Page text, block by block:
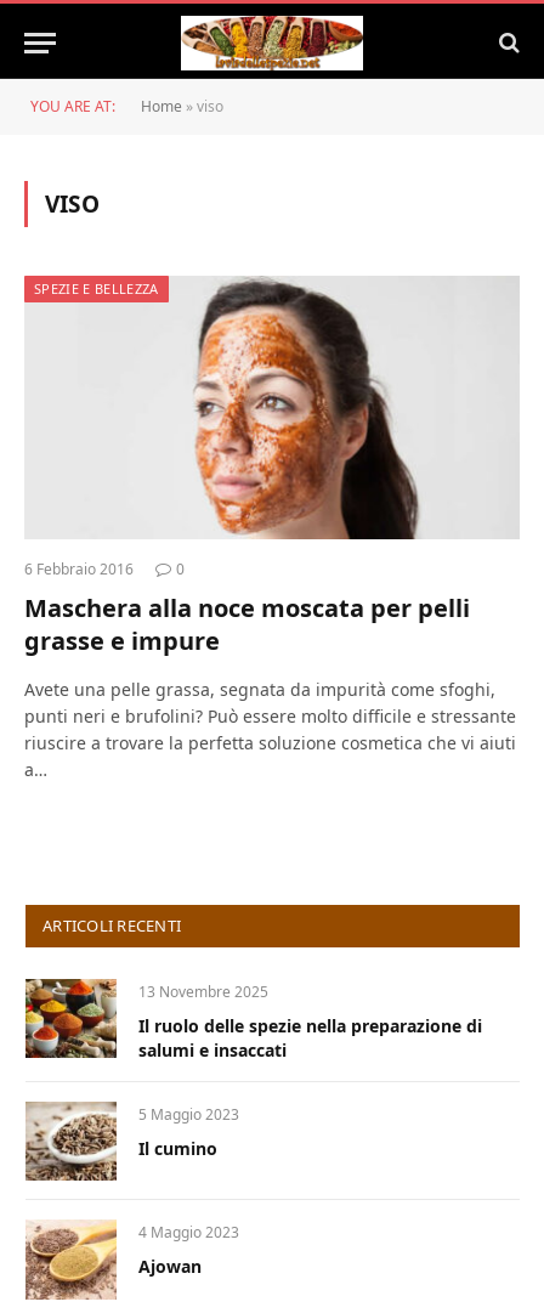
YOU ARE AT: Home »viso
VISO
SPEZIE E BELLEZZA
6 Febbraio 2016 0
Maschera alla noce moscata per pelli
grasse e impure
Avete una pelle grassa, segnata da impurità come sfoghi,
punti neri e brufolini? Può essere molto difficile e stressante
riuscire a trovare la perfetta soluzione cosmetica che vi aiuti
a…
ARTICOLI RECENTI
13 Novembre 2025
Il ruolo delle spezie nella preparazione di
salumi e insaccati
5 Maggio 2023
Il cumino
4 Maggio 2023
Ajowan